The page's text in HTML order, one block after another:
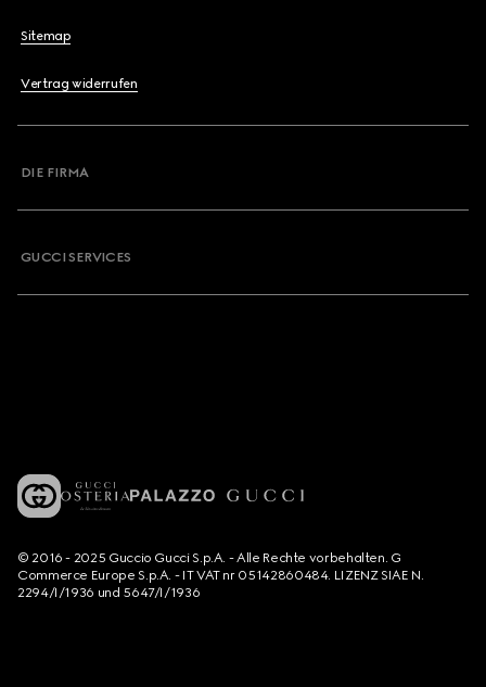
Sitemap
Vertrag widerrufen
DIE FIRMA
GUCCI SERVICES
© 2016 - 2025 Guccio Gucci S.p.A. - Alle Rechte vorbehalten. G
Commerce Europe S.p.A. - IT VAT nr 05142860484. LIZENZ SIAE N.
2294/I/1936 und 5647/I/1936